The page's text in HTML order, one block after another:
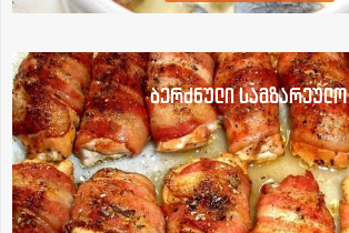
ბერძნული სამზარეულო